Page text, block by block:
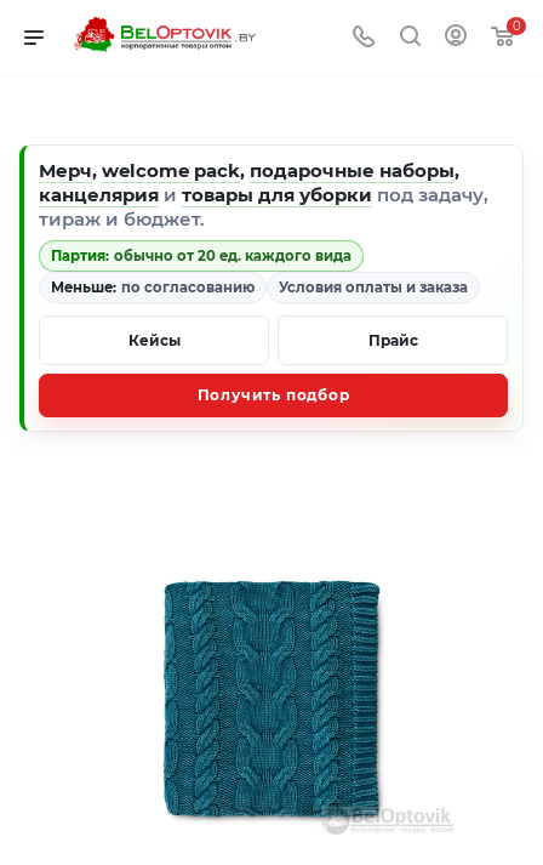
0
Мерч, welcome pack, подарочные наборы,
канцелярия и товары для уборки под задачу,
тираж и бюджет.
Партия: обычно от 20 ед. каждого вида
Меньше: по согласованию Условия оплаты и заказа
Кейсы Прайс
Получить подбор